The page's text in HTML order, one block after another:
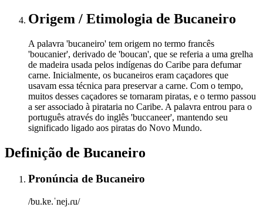
Origem / Etimologia de Bucaneiro
A palavra 'bucaneiro' tem origem no termo francês
'boucanier', derivado de 'boucan', que se referia a uma grelha
de madeira usada pelos indígenas do Caribe para defumar
carne. Inicialmente, os bucaneiros eram caçadores que
usavam essa técnica para preservar a carne. Com o tempo,
muitos desses caçadores se tornaram piratas, e o termo passou
a ser associado à pirataria no Caribe. A palavra entrou para o
português através do inglês 'buccaneer', mantendo seu
significado ligado aos piratas do Novo Mundo.
Definição de Bucaneiro
Pronúncia de Bucaneiro
/bu.kɐ.ˈnej.ɾu/